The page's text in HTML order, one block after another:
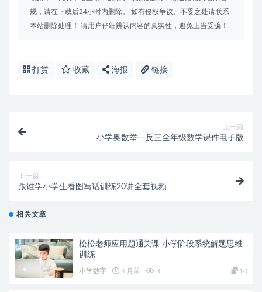
规，请在下载后24小时内删除。 如有侵权争议、不妥之处请联系
本站删除处理！ 请用户仔细辨认内容的真实性，避免上当受骗！
打赏 收藏 海报 链接
上一篇
小学奥数举一反三全年级数学课件电子版
下一篇
跟谁学小学生看图写话训练20讲全套视频
相关文章
松松老师应用题通关课 小学阶段系统解题思维
训练
小学数字 4 月前 3 10